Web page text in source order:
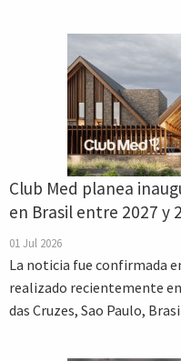
Club Med planea
en Brasil entre 2027 y
01 Jul 2026
La noticia fue confirmada
realizado recientemente en
das Cruzes, Sao Paulo,